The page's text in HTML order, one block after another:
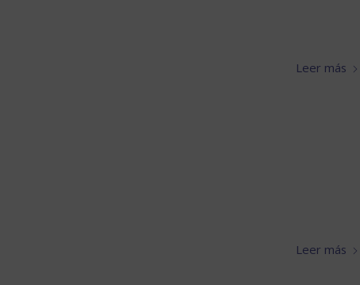
Leer más
Leer más